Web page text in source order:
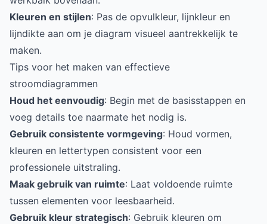
Kleuren en stijlen: Pas de opvulkleur, lijnkleur en
lijndikte aan om je diagram visueel aantrekkelijk te
maken.
Tips voor het maken van effectieve
stroomdiagrammen
Houd het eenvoudig: Begin met de basisstappen en
voeg details toe naarmate het nodig is.
Gebruik consistente vormgeving: Houd vormen,
kleuren en lettertypen consistent voor een
professionele uitstraling.
Maak gebruik van ruimte: Laat voldoende ruimte
tussen elementen voor leesbaarheid.
Gebruik kleur strategisch: Gebruik kleuren om